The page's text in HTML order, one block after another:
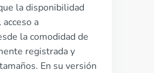
la disponibilidad
a
la comodidad de
registrada y
En su versión